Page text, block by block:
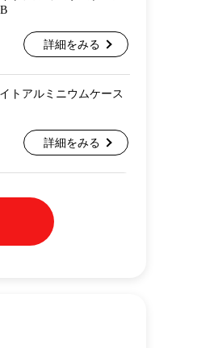
詳細をみる
トアルミニウムケース
詳細をみる